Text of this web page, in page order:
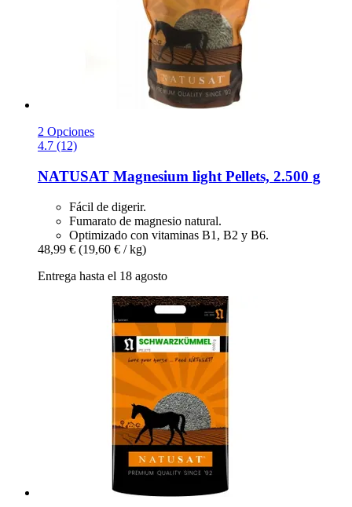
2 Opciones
4.7 (12)
NATUSAT Magnesium light Pellets, 2.500 g
Fácil de digerir.
Fumarato de magnesio natural.
Optimizado con vitaminas B1, B2 y B6.
48,99 € (19,60 € / kg)
Entrega hasta el 18 agosto